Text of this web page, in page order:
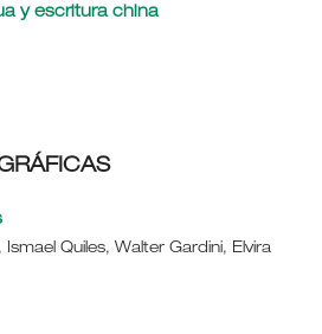
y escritura china
Quiles, Walter Gardini, Elvira